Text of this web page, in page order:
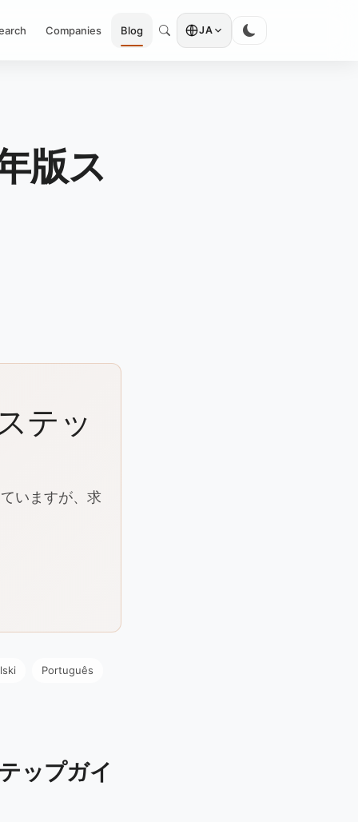
Companies Blog JA
版ス
テッ
いますが、求
Português
ップガイ